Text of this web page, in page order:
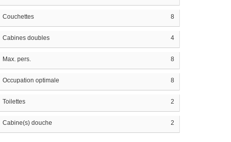
Couchettes 8
Cabines doubles 4
Max. pers. 8
Occupation optimale 8
Toilettes 2
Cabine(s) douche 2